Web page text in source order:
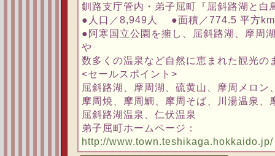
釧路支庁管内・弟子屈町『屈斜路湖と白
●人口／8,949人 ●面積／774.5 平方km
●阿寒国立公園を擁し、屈斜路湖、摩周
や
数多くの温泉など自然に恵まれた観光の
<セールスポイント>
屈斜路湖、摩周湖、硫黄山、摩周メロン
摩周焼、摩周鯛、摩周そば、川湯温泉、
屈斜路湖温泉、仁伏温泉
弟子屈町ホームページ：
http://www.town.teshikaga.hokkaido.jp/